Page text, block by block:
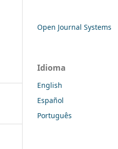
Open Journal Systems
Idioma
English
Español
Português